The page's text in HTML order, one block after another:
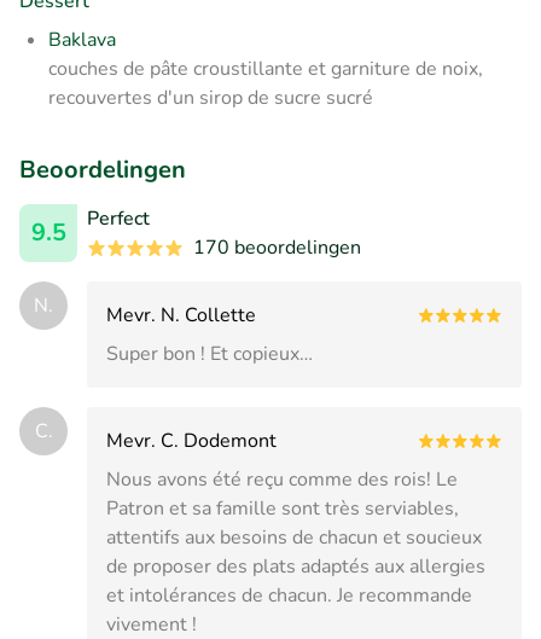
Baklava
couches de pâte croustillante et garniture de noix,
recouvertes d'un sirop de sucre sucré
Beoordelingen
9.5
Perfect
170 beoordelingen
N.
Mevr. N. Collette
Super bon ! Et copieux…
C.
Mevr. C. Dodemont
Nous avons été reçu comme des rois! Le
Patron et sa famille sont très serviables,
attentifs aux besoins de chacun et soucieux
de proposer des plats adaptés aux allergies
et intolérances de chacun. Je recommande
vivement !